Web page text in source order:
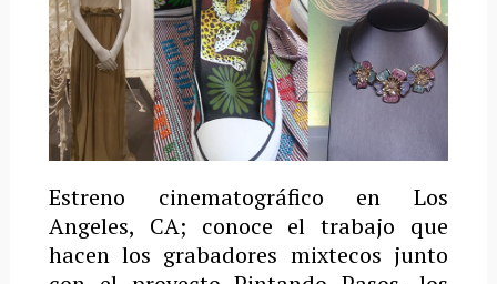
Estreno cinematográfico en Los
Angeles, CA; conoce el trabajo que
hacen los grabadores mixtecos junto